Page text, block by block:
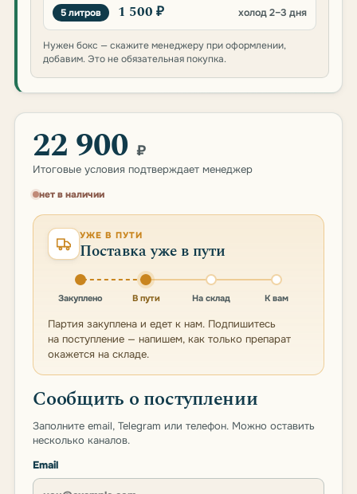
5 литров 1 500 ₽ холод 2–3 дня
Нужен бокс — скажите менеджеру при оформлении,
добавим. Это не обязательная покупка.
22 900 ₽
Итоговые условия подтверждает менеджер
нет в наличии
УЖЕ В ПУТИ
Поставка уже в пути
Закуплено В пути На склад К вам
Партия закуплена и едет к нам. Подпишитесь
на поступление — напишем, как только препарат
окажется на складе.
Сообщить о поступлении
Заполните email, Telegram или телефон. Можно оставить
несколько каналов.
Email